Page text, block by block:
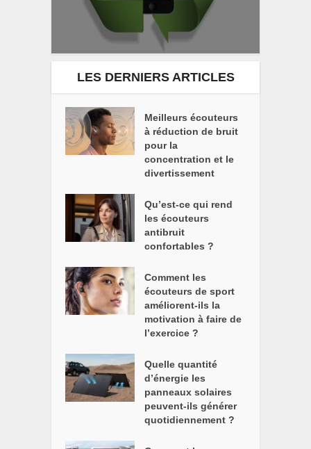
LES DERNIERS ARTICLES
Meilleurs écouteurs
à réduction de bruit
pour la
concentration et le
divertissement
Qu’est-ce qui rend
les écouteurs
antibruit
confortables ?
Comment les
écouteurs de sport
améliorent-ils la
motivation à faire de
l’exercice ?
Quelle quantité
d’énergie les
panneaux solaires
peuvent-ils générer
quotidiennement ?